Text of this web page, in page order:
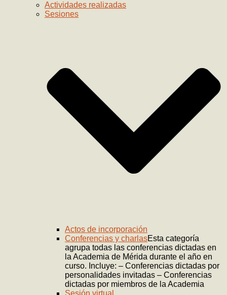
Actividades realizadas
Sesiones
Actos de incorporación
Conferencias y charlasEsta categoría
agrupa todas las conferencias dictadas en
la Academia de Mérida durante el año en
curso. Incluye: – Conferencias dictadas por
personalidades invitadas – Conferencias
dictadas por miembros de la Academia